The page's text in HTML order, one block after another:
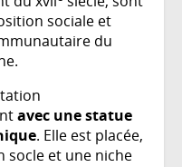
sociale et
du
avec une statue
. Elle est placée,
socle et une niche